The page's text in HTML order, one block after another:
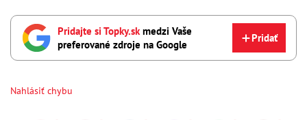
Pridajte si Topky.skmedzi Vaše
preferované zdroje na Google
Pridať
Nahlásiť chybu